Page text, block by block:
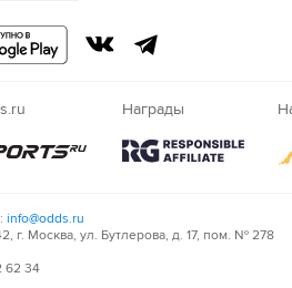
Русский
Nigeria
Награды
info@odds.ru
г. Москва, ул. Бутлерова, д. 17, пом. № 278
62 34